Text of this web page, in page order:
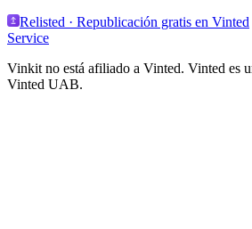
Relisted · Republicación gratis en Vinted
Service
Vinkit no está afiliado a Vinted. Vinted es
Vinted UAB.